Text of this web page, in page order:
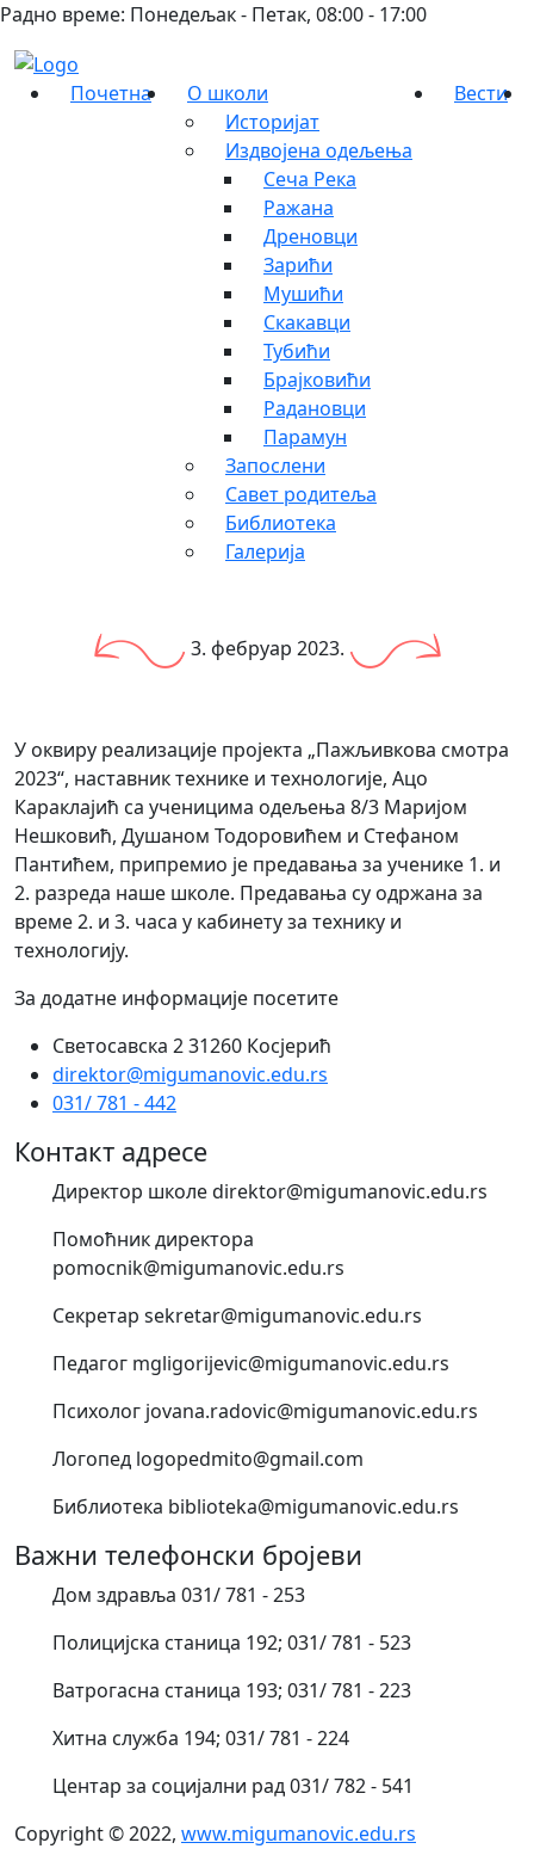
Радно време: Понедељак - Петак, 08:00 - 17:00
Почетна
О школи
Историјат
Издвојена одељења
Сеча Река
Ражана
Дреновци
Зарићи
Мушићи
Скакавци
Тубићи
Брајковићи
Радановци
Парамун
Запослени
Савет родитеља
Библиотека
Галерија
Вести
3. фебруар 2023.
У оквиру реализације пројекта „Пажљивкова смотра
2023“, наставник технике и технологије, Ацо
Караклајић са ученицима одељења 8/3 Маријом
Нешковић, Душаном Тодоровићем и Стефаном
Пантићем, припремио је предавања за ученике 1. и
2. разреда наше школе. Предавања су одржана за
време 2. и 3. часа у кабинету за технику и
технологију.
За додатне информације посетите
Светосавска 2 31260 Косјерић
direktor@migumanovic.edu.rs
031/ 781 - 442
Контакт адресе
Директор школе direktor@migumanovic.edu.rs
Помоћник директора
pomocnik@migumanovic.edu.rs
Секретар sekretar@migumanovic.edu.rs
Педагог mgligorijevic@migumanovic.edu.rs
Психолог jovana.radovic@migumanovic.edu.rs
Логопед logopedmito@gmail.com
Библиотека biblioteka@migumanovic.edu.rs
Важни телефонски бројеви
Дом здравља 031/ 781 - 253
Полицијска станица 192; 031/ 781 - 523
Ватрогасна станица 193; 031/ 781 - 223
Хитна служба 194; 031/ 781 - 224
Центар за социјални рад 031/ 782 - 541
Copyright © 2022, www.migumanovic.edu.rs